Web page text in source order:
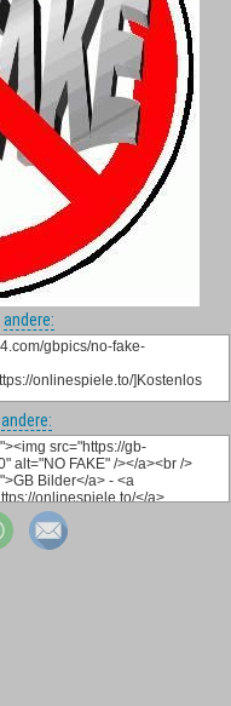
andere:
andere: